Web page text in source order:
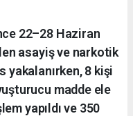
22–28 Haziran
asayiş ve narkotik
yakalanırken, 8 kişi
madde ele
yapıldı ve 350